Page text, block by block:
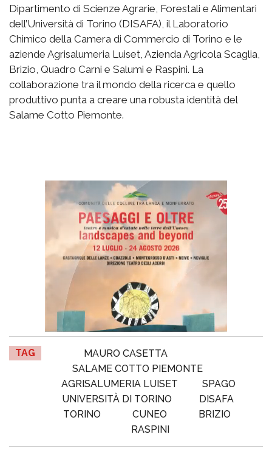
Dipartimento di Scienze Agrarie, Forestali e Alimentari
dell’Università di Torino (DISAFA), il Laboratorio
Chimico della Camera di Commercio di Torino e le
aziende Agrisalumeria Luiset, Azienda Agricola Scaglia,
Brizio, Quadro Carni e Salumi e Raspini. La
collaborazione tra il mondo della ricerca e quello
produttivo punta a creare una robusta identità del
Salame Cotto Piemonte.
TAG
MAURO CASETTA
SALAME COTTO PIEMONTE
AGRISALUMERIA LUISET
SPAGO
UNIVERSITÀ DI TORINO
DISAFA
TORINO
CUNEO
BRIZIO
RASPINI